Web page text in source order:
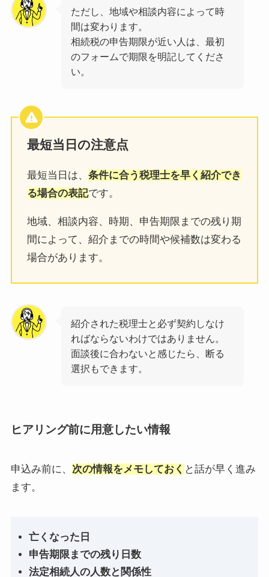
ただし、地域や相談内容によって時
間は変わります。
相続税の申告期限が近い人は、最初
のフォームで期限を明記してくださ
い。
最短当日の注意点
最短当日は、条件に合う税理士を早く紹介でき
る場合の表記です。
地域、相談内容、時期、申告期限までの残り期
間によって、紹介までの時間や候補数は変わる
場合があります。
紹介された税理士と必ず契約しなけ
ればならないわけではありません。
面談後に合わないと感じたら、断る
選択もできます。
ヒアリング前に用意したい情報
申込み前に、 次の情報をメモしておく と話が早く進み
ます。
亡くなった日
申告期限までの残り日数
法定相続人の人数と関係性